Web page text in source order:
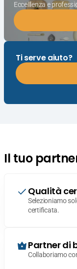
Eccelllenza e
Ti serve aiuto?
Il tuo
Qualità
Selezioniamo
certificata.
Partner di
Collaboriamo